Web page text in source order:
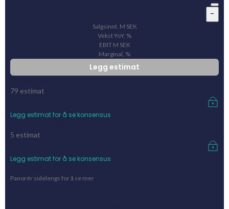
-
Salgsinnt. M SEK
Vekst YoY, %
EBIT M SEK
Marginal, %
Legg estimat
79 estimat
Legg estimat for å se konsensus
5 estimat
Legg estimat for å se konsensus
Panorér sidelengs for å se mer